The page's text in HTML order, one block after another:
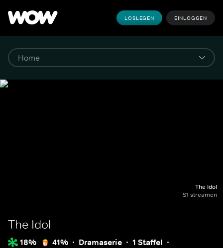
LOSLEGEN EINLOGGEN
The Idol
S1 streamen
The Idol
18% 41% Dramaserie
1 Staffel